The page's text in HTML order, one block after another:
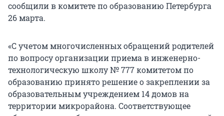
сообщили в комитете по образованию Петербурга
26 марта.
«С учетом многочисленных обращений родителей
по вопросу организации приема в инженерно-
технологическую школу № 777 комитетом по
образованию принято решение о закреплении за
образовательным учреждением 14 домов на
территории микрорайона. Соответствующее